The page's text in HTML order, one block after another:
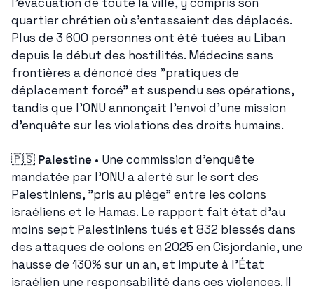
quartier chrétien où s'entassaient des déplacés.
Plus de 3 600 personnes ont été tuées au Liban
depuis le début des hostilités. Médecins sans
frontières a dénoncé des "pratiques de
déplacement forcé" et suspendu ses opérations,
tandis que l'ONU annonçait l'envoi d'une mission
d'enquête sur les violations des droits humains.
🇵🇸 Palestine • Une commission d'enquête
mandatée par l'ONU a alerté sur le sort des
Palestiniens, "pris au piège" entre les colons
israéliens et le Hamas. Le rapport fait état d'au
moins sept Palestiniens tués et 832 blessés dans
des attaques de colons en 2025 en Cisjordanie, une
hausse de 130% sur un an, et impute à l'État
israélien une responsabilité dans ces violences. Il